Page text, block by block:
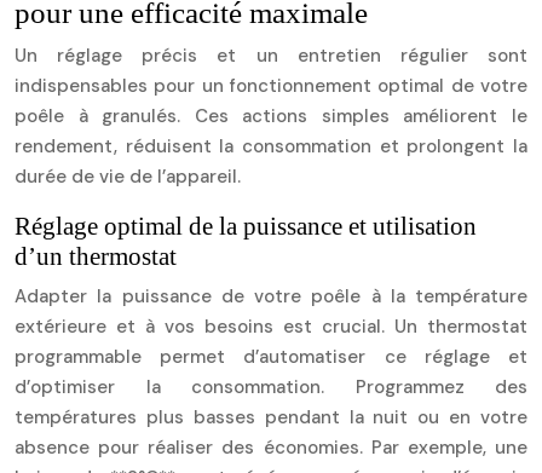
pour une efficacité maximale
Un réglage précis et un entretien régulier sont
indispensables pour un fonctionnement optimal de votre
poêle à granulés. Ces actions simples améliorent le
rendement, réduisent la consommation et prolongent la
durée de vie de l’appareil.
Réglage optimal de la puissance et utilisation
d’un thermostat
Adapter la puissance de votre poêle à la température
extérieure et à vos besoins est crucial. Un thermostat
programmable permet d’automatiser ce réglage et
d’optimiser la consommation. Programmez des
températures plus basses pendant la nuit ou en votre
absence pour réaliser des économies. Par exemple, une